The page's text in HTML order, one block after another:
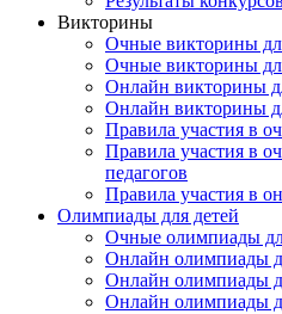
Викторины
Очные викторины
Очные викторины
Онлайн викторины
Онлайн викторины
Правила участия в
Правила участия в
педагогов
Правила участия в
Олимпиады для детей
Очные олимпиады
Онлайн олимпиады
Онлайн олимпиады
Онлайн олимпиады